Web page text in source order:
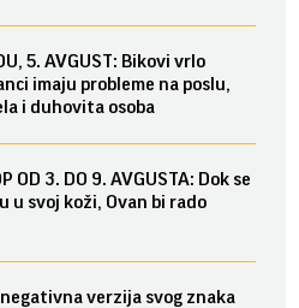
5. AVGUST: Bikovi vrlo
imaju probleme na poslu,
i duhovita osoba
OD 3. DO 9. AVGUSTA: Dok se
u svoj koži, Ovan bi rado
verzija svog znaka